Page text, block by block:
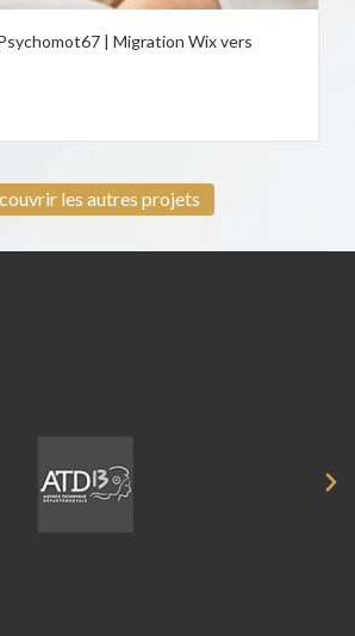
| Migration Wix vers
les autres projets